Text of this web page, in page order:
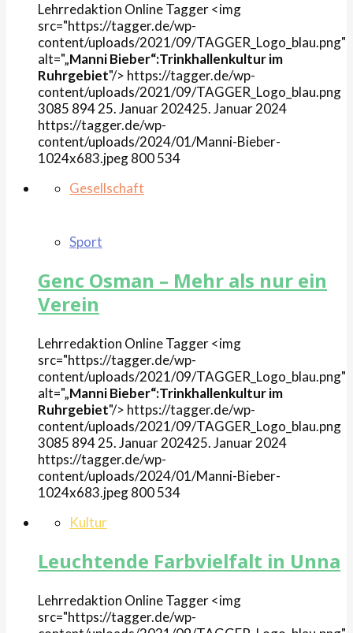
Lehrredaktion OnlineTagger<img
src="https://tagger.de/wp-
content/uploads/2021/09/TAGGER_Logo_blau.png"
alt="„Manni Bieber“:Trinkhallenkultur im
Ruhrgebiet"/> https://tagger.de/wp-
content/uploads/2021/09/TAGGER_Logo_blau.png
3085 89425. Januar 202425. Januar 2024
https://tagger.de/wp-
content/uploads/2024/01/Manni-Bieber-
1024x683.jpeg800534
Gesellschaft
Sport
Genc Osman – Mehr als nur ein
Verein
Lehrredaktion OnlineTagger<img
src="https://tagger.de/wp-
content/uploads/2021/09/TAGGER_Logo_blau.png"
alt="„Manni Bieber“:Trinkhallenkultur im
Ruhrgebiet"/> https://tagger.de/wp-
content/uploads/2021/09/TAGGER_Logo_blau.png
3085 89425. Januar 202425. Januar 2024
https://tagger.de/wp-
content/uploads/2024/01/Manni-Bieber-
1024x683.jpeg800534
Kultur
Leuchtende Farbvielfalt in Unna
Lehrredaktion OnlineTagger<img
src="https://tagger.de/wp-